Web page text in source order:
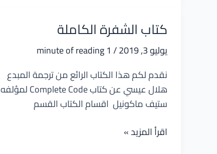
طريق
بايثون
كتاب الشفرة الكاملة
يوليو 3, 2019 /
1 minute of reading
نقدم لكم هذا الكتاب الرائع من ترجمة المبدع
هلال عيسي عن كتاب Complete Code لمؤلفه
ستيف ماكونيل اقسام الكتاب القسم
كتاب
اقرأ المزيد »